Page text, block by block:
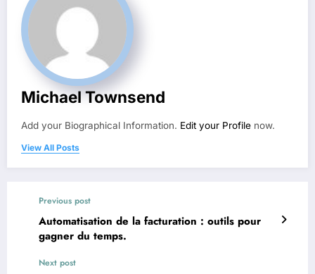
Michael Townsend
Add your Biographical Information. Edit your Profile now.
View All Posts
Previous post
Automatisation de la facturation : outils pour
gagner du temps.
Next post